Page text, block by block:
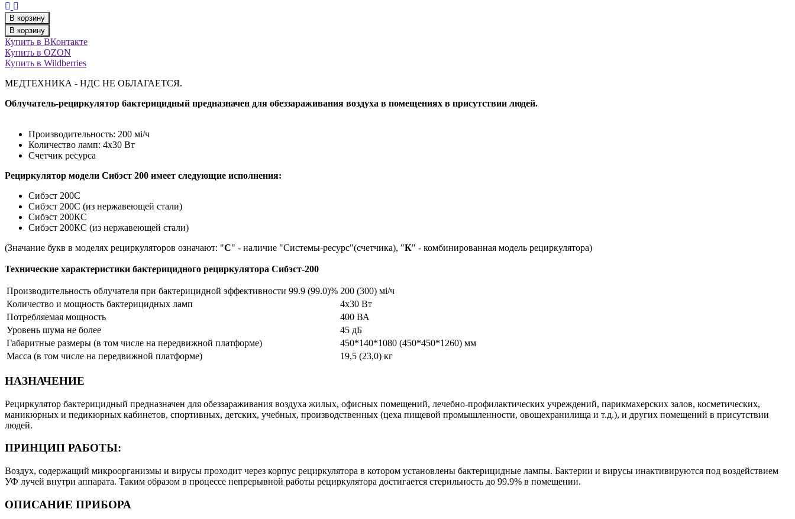
В корзину
В корзину
Купить в ВКонтакте
Купить в OZON
Купить в Wildberries
МЕДТЕХНИКА - НДС НЕ ОБЛАГАЕТСЯ.
Облучатель-рециркулятор бактерицидный предназначен для обеззараживания воздуха в помещениях в присутствии людей.
Производительность: 200 мі/ч
Количество ламп: 4х30 Вт
Счетчик ресурса
Рециркулятор модели Сибэст 200 имеет следующие исполнения:
Сибэст 200С
Сибэст 200С (из нержавеющей стали)
Сибэст 200КС
Сибэст 200КС (из нержавеющей стали)
(Значание букв в моделях рециркуляторов означают: "С" - наличие "Системы-ресурс"(счетчика), "К" - комбинированная модель рециркулятора)
Технические характеристики бактерицидного рециркулятора Сибэст-200
Производительность облучателя при бактерицидной эффективности 99.9 (99.0)% 200 (300) мі/ч
Количество и мощность бактерицидных ламп
4х30 Вт
Потребляемая мощность
400 ВА
Уровень шума не более
45 дБ
Габаритные размеры (в том числе на передвижной платформе)
450*140*1080 (450*450*1260) мм
Масса (в том числе на передвижной платформе)
19,5 (23,0) кг
НАЗНАЧЕНИЕ
Рециркулятор бактерицидный предназначен для обеззараживания воздуха жилых, офисных помещений, лечебно-профилактических учреждений, парикмахерских залов, косметических,
маникюрных и педикюрных кабинетов, спортивных, детских, учебных, производственных (цеха пищевой промышленности, овощехранилища и т.д.), и других помещений в присутствии
людей.
ПРИНЦИП РАБОТЫ:
Воздух, содержащий микроорганизмы и вирусы проходит через корпус рециркулятора в котором установлены бактерицидные лампы. Бактерии и вирусы инактивируются под воздействием
УФ лучей внутри аппарата. Таким образом в процессе непрерывной работы рециркулятора достигается стерильность до 99.9% в помещении.
ОПИСАНИЕ ПРИБОРА